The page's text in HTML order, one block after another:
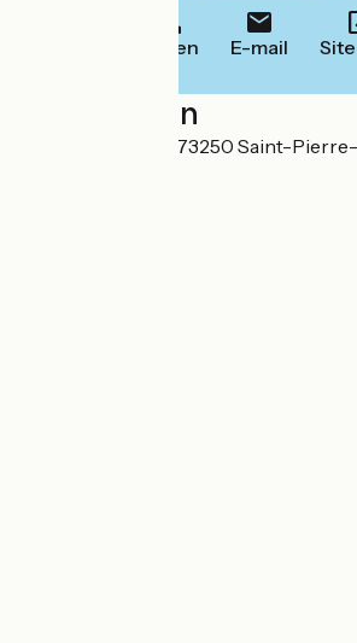
Bellen E-mail
Localisation
Lieu dit les Allues 73250 Saint-